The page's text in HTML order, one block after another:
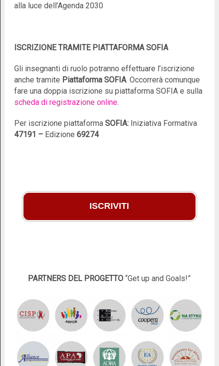
alla luce dell’Agenda 2030
ISCRIZIONE TRAMITE PIATTAFORMA SOFIA
Gli insegnanti di ruolo potranno effettuare l’iscrizione
anche tramite Piattaforma SOFIA. Occorrerà comunque
fare una doppia iscrizione su piattaforma SOFIA e sulla
scheda di registrazione online.
Per iscrizione piattaformaSOFIA: Iniziativa Formativa
47191 – Edizione 69274
ISCRIVITI
PARTNERS DEL PROGETTO“Get up and Goals!”